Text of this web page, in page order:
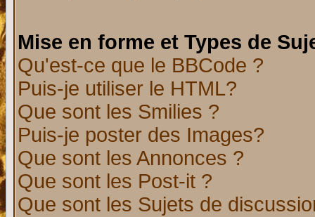
Mise en forme et Types de
Qu'est-ce que le BBCode ?
Puis-je utiliser le HTML?
Que sont les Smilies ?
Puis-je poster des Images?
Que sont les Annonces ?
Que sont les Post-it ?
Que sont les Sujets de